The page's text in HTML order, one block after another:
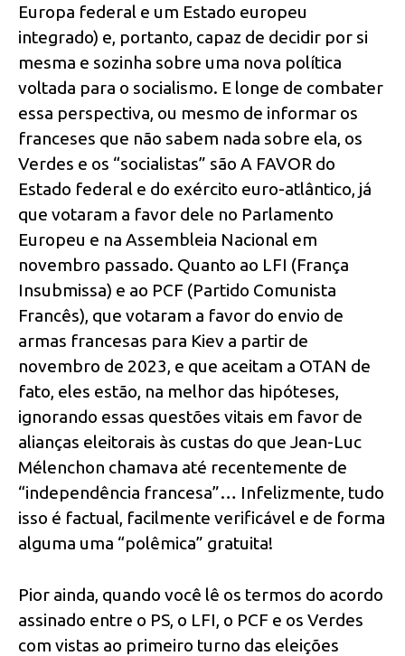
Europa federal e um Estado europeu
integrado) e, portanto, capaz de decidir por si
mesma e sozinha sobre uma nova política
voltada para o socialismo. E longe de combater
essa perspectiva, ou mesmo de informar os
franceses que não sabem nada sobre ela, os
Verdes e os “socialistas” são A FAVOR do
Estado federal e do exército euro-atlântico, já
que votaram a favor dele no Parlamento
Europeu e na Assembleia Nacional em
novembro passado. Quanto ao LFI (França
Insubmissa) e ao PCF (Partido Comunista
Francês), que votaram a favor do envio de
armas francesas para Kiev a partir de
novembro de 2023, e que aceitam a OTAN de
fato, eles estão, na melhor das hipóteses,
ignorando essas questões vitais em favor de
alianças eleitorais às custas do que Jean-Luc
Mélenchon chamava até recentemente de
“independência francesa”… Infelizmente, tudo
isso é factual, facilmente verificável e de forma
alguma uma “polêmica” gratuita!
Pior ainda, quando você lê os termos do acordo
assinado entre o PS, o LFI, o PCF e os Verdes
com vistas ao primeiro turno das eleições